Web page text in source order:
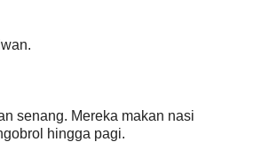
senang. Mereka makan nasi
hingga pagi.